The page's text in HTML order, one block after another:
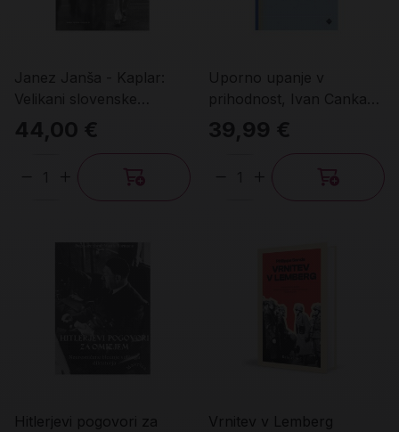
Janez Janša - Kaplar:
Velikani slovenske
osamosvojitve in UDBA
44,00 €
Količina
Uporno upanje v
prihodnost, Ivan Cankar:
romanopisec in mislec
39,99 €
Količina
Hitlerjevi pogovori za
Vrnitev v Lemberg